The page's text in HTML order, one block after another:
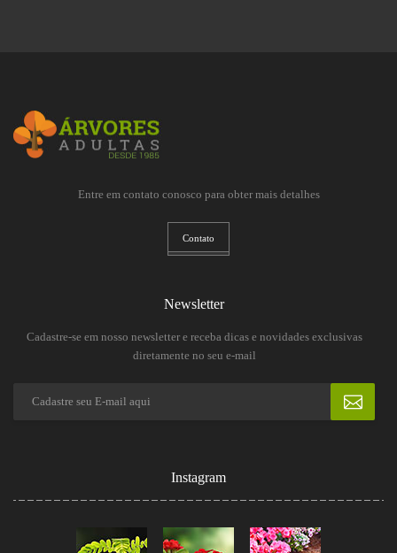
Entre em contato conosco para obter mais detalhes
Contato
Newsletter
Cadastre-se em nosso newsletter e receba dicas e novidades exclusivas
diretamente no seu e-mail
Instagram